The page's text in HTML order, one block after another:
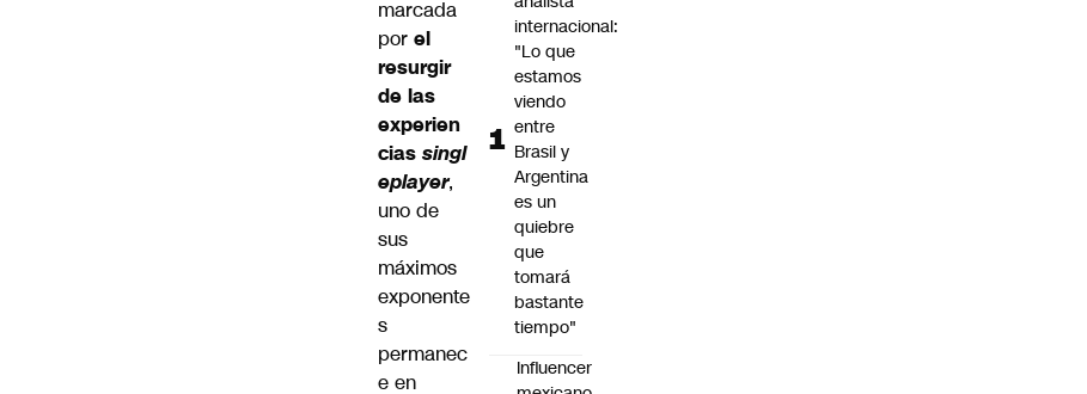
marcada
por el
resurgir
de las
experien
cias singl
eplayer,
uno de
sus
máximos
exponente
s
permanec
e en
internacional:
"Lo que
estamos
viendo
entre
Brasil y
Argentina
es un
quiebre
que
tomará
bastante
tiempo"
Influencer